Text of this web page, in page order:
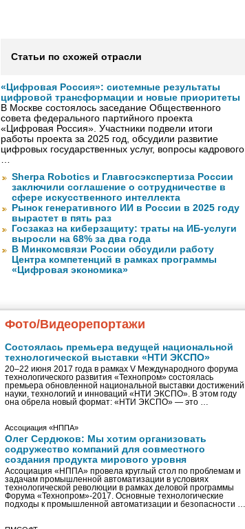
Статьи по схожей отрасли
«Цифровая Россия»: системные результаты
цифровой трансформации и новые приоритеты
В Москве состоялось заседание Общественного
совета федерального партийного проекта
«Цифровая Россия». Участники подвели итоги
работы проекта за 2025 год, обсудили развитие
цифровых государственных услуг, вопросы кадрового
…
Sherpa Robotics и Главгосэкспертиза России
заключили соглашение о сотрудничестве в
сфере искусственного интеллекта
Рынок генеративного ИИ в России в 2025 году
вырастет в пять раз
Госзаказ на киберзащиту: траты на ИБ-услуги
выросли на 68% за два года
В Минкомсвязи России обсудили работу
Центра компетенций в рамках программы
«Цифровая экономика»
Фото/Видеорепортажи
Состоялась премьера ведущей национальной
технологической выставки «НТИ ЭКСПО»
20–22 июня 2017 года в рамках V Международного форума
технологического развития «Технопром» состоялась
премьера обновленной национальной выставки достижений
науки, технологий и инноваций «НТИ ЭКСПО». В этом году
она обрела новый формат: «НТИ ЭКСПО» — это …
Ассоциация «НППА»
Олег Сердюков: Мы хотим организовать
содружество компаний для совместного
создания продукта мирового уровня
Ассоциация «НППА» провела круглый стол по проблемам и
задачам промышленной автоматизации в условиях
технологической революции в рамках деловой программы
Форума «Технопром»-2017. Основные технологические
подходы к промышленной автоматизации и безопасности …